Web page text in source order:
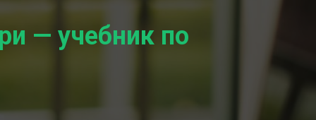
— учебник по